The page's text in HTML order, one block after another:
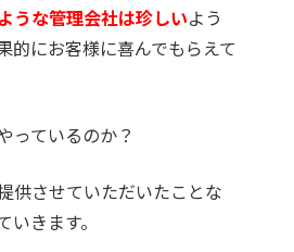
うな管理会社は珍しいよう
的にお客様に喜んでもらえて
っているのか？
供させていただいたことな
いきます。